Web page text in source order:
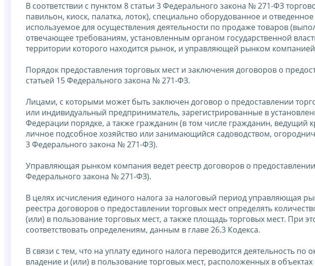
В соответствии с пунктом 8 статьи 3 Федерального закона № 271-ФЗ
павильон, киоск, палатка, лоток), специально оборудованное и
используемое для осуществления деятельности по продаже товаров
отвечающее требованиям, установленным органом государственной
территории которого находится рынок, и управляющей рынком
Порядок предоставления торговых мест и заключения договоров о
статьей 15 Федерального закона № 271-ФЗ.
Лицами, с которыми может быть заключен договор о предоставлении
или индивидуальный предприниматель, зарегистрированные в
Федерации порядке, а также гражданин (в том числе гражданин, ведущий
личное подсобное хозяйство или занимающийся садоводством,
3 Федерального закона № 271-ФЗ).
Управляющая рынком компания ведет реестр договоров о предоставлении
Федерального закона № 271-ФЗ).
В целях исчисления единого налога за налоговый период управляющая
реестра договоров о предоставлении торговых мест определять
(или) в пользование торговых мест, а также площадь торговых мест. При
соответствовать определениям, данным в главе 26.3 Кодекса.
В связи с тем, что на уплату единого налога переводится деятельность
владение и (или) в пользование торговых мест, расположенных в